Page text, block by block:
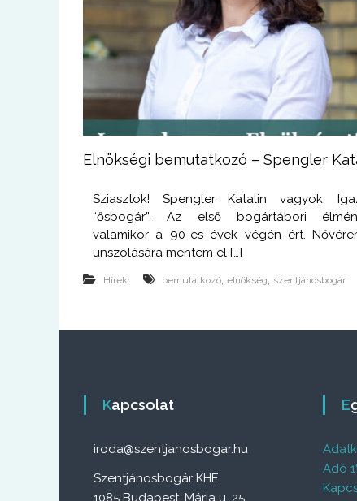
Elnökségi bemutatkozó – Spengler
Sziasztok! Spengler Katalin vagyok.
“ősbogár”. Az első bogártábori
valamikor a 90-es évek végén ért.
unszolására mentem el […]
Hírek bemutatkozó elnökség szentjánosbogár
Kapcsolat
iroda@szentjanosbogar.hu
Szentjánosbogár KHE
1085 Budapest, Mária u. 25.
Adó